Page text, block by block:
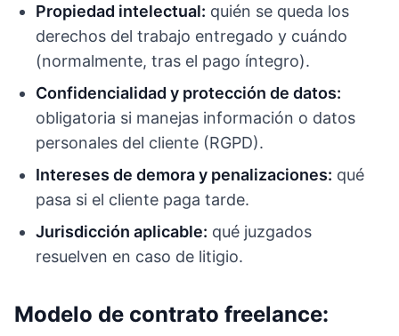
Propiedad intelectual: quién se queda los
derechos del trabajo entregado y cuándo
(normalmente, tras el pago íntegro).
Confidencialidad y protección de datos:
obligatoria si manejas información o datos
personales del cliente (RGPD).
Intereses de demora y penalizaciones: qué
pasa si el cliente paga tarde.
Jurisdicción aplicable: qué juzgados
resuelven en caso de litigio.
Modelo de contrato freelance: